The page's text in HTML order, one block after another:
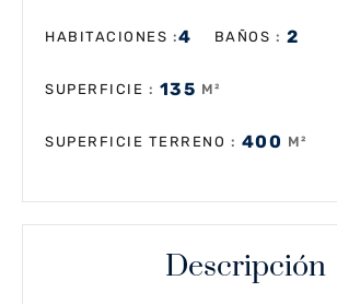
HABITACIONES :4 BAÑOS : 2
SUPERFICIE : 135 M²
SUPERFICIE TERRENO : 400 M²
Descripción